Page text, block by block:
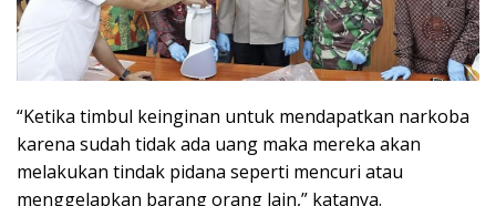
“Ketika timbul keinginan untuk mendapatkan narkoba
karena sudah tidak ada uang maka mereka akan
melakukan tindak pidana seperti mencuri atau
menggelapkan barang orang lain,” katanya.